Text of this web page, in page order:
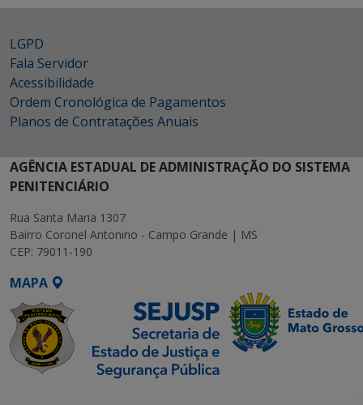
LGPD
Fala Servidor
Acessibilidade
Ordem Cronológica de Pagamentos
Planos de Contratações Anuais
AGÊNCIA ESTADUAL DE ADMINISTRAÇÃO DO SISTEMA
PENITENCIÁRIO
Rua Santa Maria 1307
Bairro Coronel Antonino - Campo Grande | MS
CEP: 79011-190
MAPA